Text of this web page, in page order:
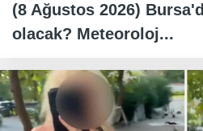
(8 Ağustos 2026)
olacak? Meteoroloj...